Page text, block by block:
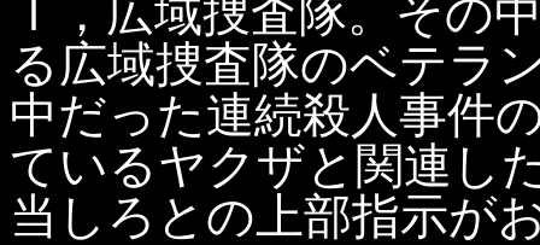
Ｉ，広域捜査隊。その
る広域捜査隊のベテラ
中だった連続殺人事件
ているヤクザと関連し
当しろとの上部指示が